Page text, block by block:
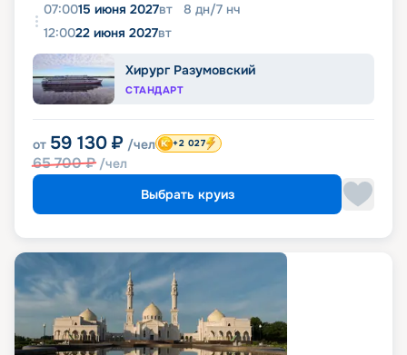
07:0015 июня 2027вт 8 дн/7 нч
12:0022 июня 2027вт
Хирург Разумовский
СТАНДАРТ
от 59 130 ₽ /чел
65 700₽ /чел
+2 027
Выбрать круиз